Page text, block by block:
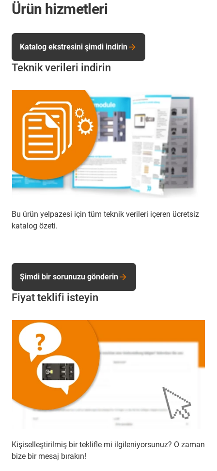
Ürün hizmetleri
Teknik verileri indirin
Bu ürün yelpazesi için tüm teknik verileri içeren ücretsiz
katalog özeti.
Katalog ekstresini şimdi indirin
Fiyat teklifi isteyin
Kişiselleştirilmiş bir teklifle mi ilgileniyorsunuz? O zaman
bize bir mesaj bırakın!
Şimdi bir sorunuzu gönderin